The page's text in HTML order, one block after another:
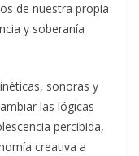
de nuestra propia
y soberanía
sonoras y
las lógicas
percibida,
creativa a